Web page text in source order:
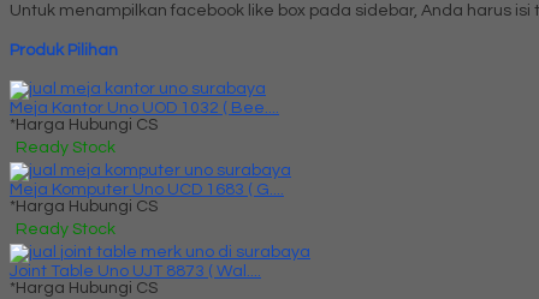
Untuk menampilkan facebook like box pada sidebar, Anda harus
Produk Pilihan
Meja Kantor Uno UOD 1032 ( Bee....
*Harga Hubungi CS
Ready Stock
Meja Komputer Uno UCD 1683 ( G....
*Harga Hubungi CS
Ready Stock
Joint Table Uno UJT 8873 ( Wal....
*Harga Hubungi CS